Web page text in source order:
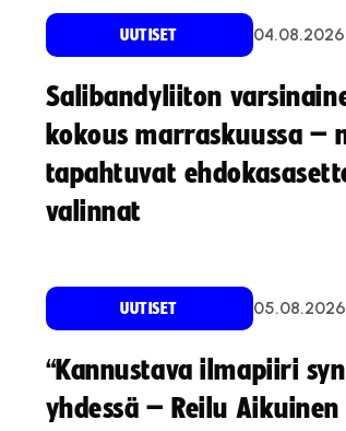
UUTISET 04.08.2026
Salibandyliiton
kokous marraskuussa –
tapahtuvat
valinnat
UUTISET 05.08.2026
“Kannustava ilmapiiri
yhdessä – Reilu